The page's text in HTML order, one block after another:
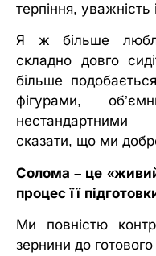
терпіння,
Я ж більше
складно довго
більше
фігурами,
сказати, що ми
Солома – це
процес її
Ми повністю
зернини до